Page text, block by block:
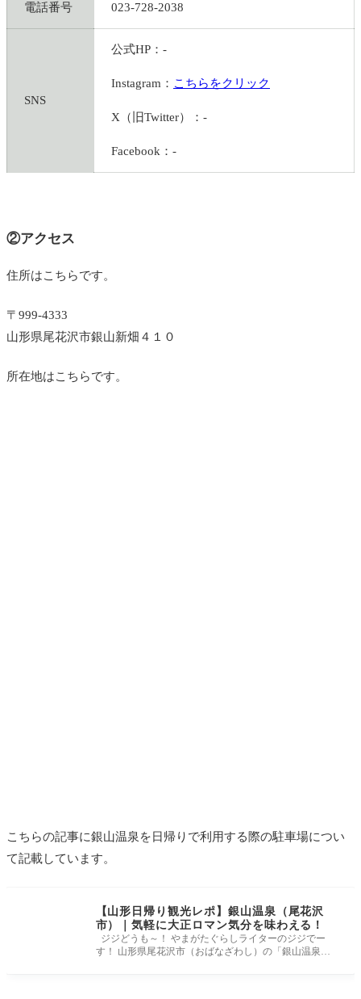
電話番号 023-728-2038
SNS
公式HP：-
Instagram： こちらをクリック
X（旧Twitter）：-
Facebook：-
②アクセス
住所はこちらです。
〒999-4333
山形県尾花沢市銀山新畑４１０
所在地はこちらです。
こちらの記事に銀山温泉を日帰りで利用する際の駐車場につい
て記載しています。
【山形日帰り観光レポ】銀山温泉（尾花沢
市）｜気軽に大正ロマン気分を味わえる！
ジジどうも～！ やまがたぐらしライターのジジでー
す！ 山形県尾花沢市（おばなざわし）の「銀山温泉」